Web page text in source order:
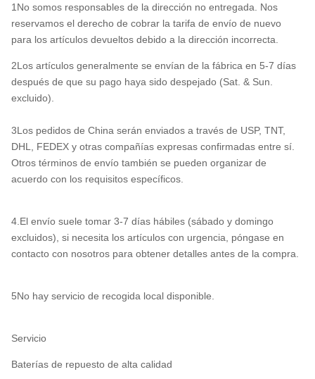
1No somos responsables de la dirección no entregada. Nos
reservamos el derecho de cobrar la tarifa de envío de nuevo
para los artículos devueltos debido a la dirección incorrecta.
2Los artículos generalmente se envían de la fábrica en 5-7 días
después de que su pago haya sido despejado (Sat. & Sun.
excluido).
3Los pedidos de China serán enviados a través de USP, TNT,
DHL, FEDEX y otras compañías expresas confirmadas entre sí.
Otros términos de envío también se pueden organizar de
acuerdo con los requisitos específicos.
4.El envío suele tomar 3-7 días hábiles (sábado y domingo
excluidos), si necesita los artículos con urgencia, póngase en
contacto con nosotros para obtener detalles antes de la compra.
5No hay servicio de recogida local disponible.
Servicio
Baterías de repuesto de alta calidad